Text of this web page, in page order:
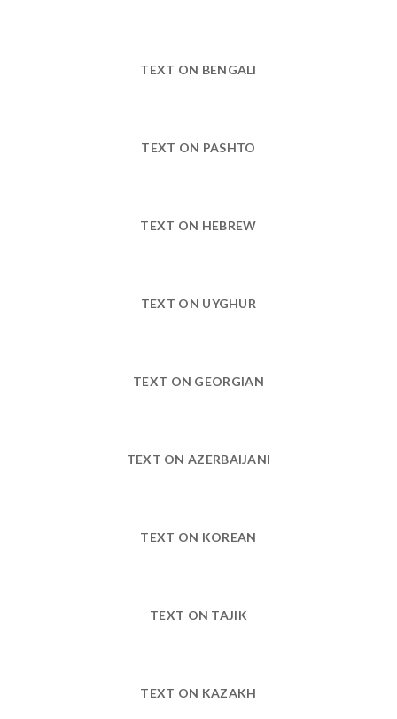
TEXT ON BENGALI
TEXT ON PASHTO
TEXT ON HEBREW
TEXT ON UYGHUR
TEXT ON GEORGIAN
TEXT ON AZERBAIJANI
TEXT ON KOREAN
TEXT ON TAJIK
TEXT ON KAZAKH